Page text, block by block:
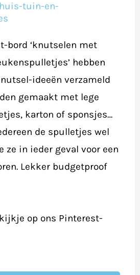
tuin-en-
bord ‘knutselen met
hebben
ideeën verzameld
gemaakt met lege
karton of sponsjes…
de spulletjes wel
ze in ieder geval voor een
Lekker budgetproof
op ons Pinterest-